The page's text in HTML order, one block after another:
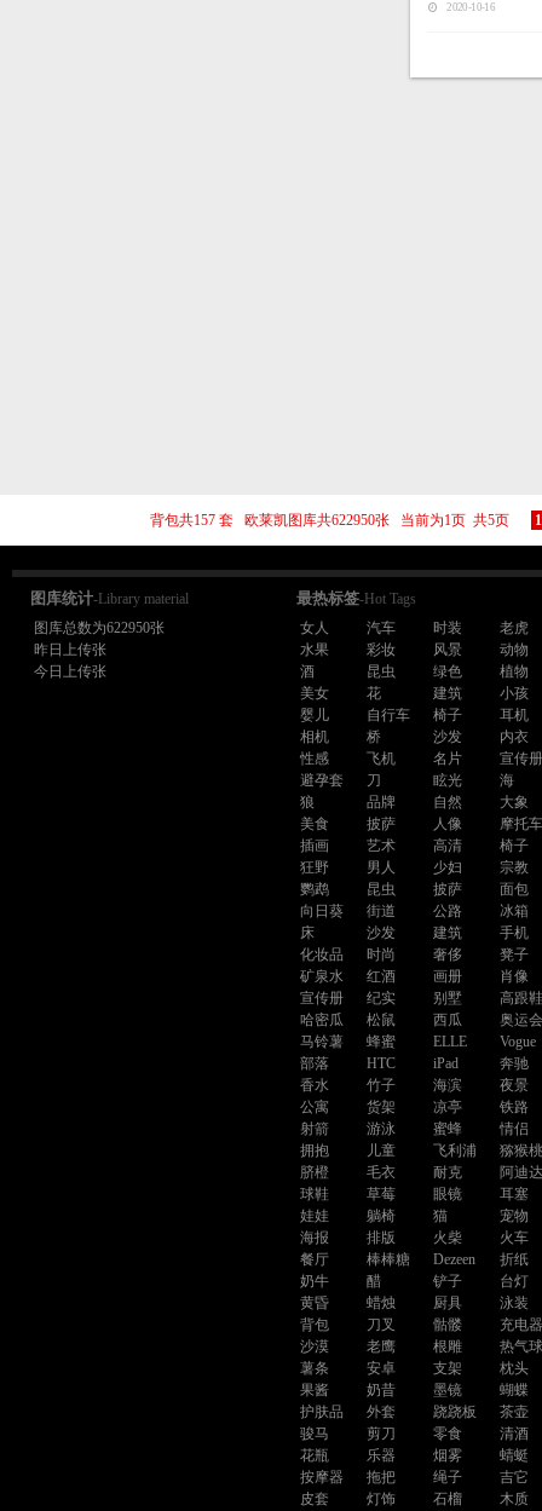
2020-10-16
背包共157 套 欧莱凯图库共622950张 当前为1页 共5页 1
图库统计-Library material
图库总数为622950张
昨日上传张
今日上传张
最热标签-Hot Tags
女人
汽车 时装
老虎
水果
彩妆 风景
动物
酒
昆虫 绿色
植物
美女
花 建筑
小孩
婴儿
自行车 椅子
耳机
相机
桥 沙发
内衣
性感
飞机 名片
宣传册
避孕套
刀 眩光
海
狼
品牌 自然
大象
美食
披萨 人像
摩托车
插画
艺术 高清
椅子
狂野
男人 少妇
宗教
鹦鹉
昆虫 披萨
面包
向日葵
街道 公路
冰箱
床
沙发 建筑
手机
化妆品
时尚 奢侈
凳子
矿泉水
红酒 画册
肖像
宣传册
纪实 别墅
高跟鞋
哈密瓜
松鼠 西瓜
奥运会
马铃薯
蜂蜜 ELLE
Vogue
部落
HTC iPad
奔驰
香水
竹子 海滨
夜景
公寓
货架 凉亭
铁路
射箭
游泳 蜜蜂
情侣
拥抱
儿童 飞利浦
猕猴桃
脐橙
毛衣 耐克
阿迪
球鞋
草莓 眼镜
耳塞
娃娃
躺椅 猫
宠物
海报
排版 火柴
火车
餐厅
棒棒糖 Dezeen
折纸
奶牛
醋 铲子
台灯
黄昏
蜡烛 厨具
泳装
背包
刀叉 骷髅
充电器
沙漠
老鹰 根雕
热气球
薯条
安卓 支架
枕头
果酱
奶昔 墨镜
蝴蝶
护肤品
外套 跷跷板
茶壶
骏马
剪刀 零食
清酒
花瓶
乐器 烟雾
蜻蜓
按摩器
拖把 绳子
吉它
皮套
灯饰 石榴
木质